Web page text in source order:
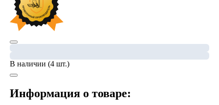
В наличии (4 шт.)
Информация о товаре: